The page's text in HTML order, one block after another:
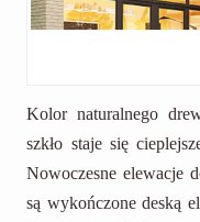
Kolor naturalnego
szkło staje się
Nowoczesne elewacje
są wykończone deską